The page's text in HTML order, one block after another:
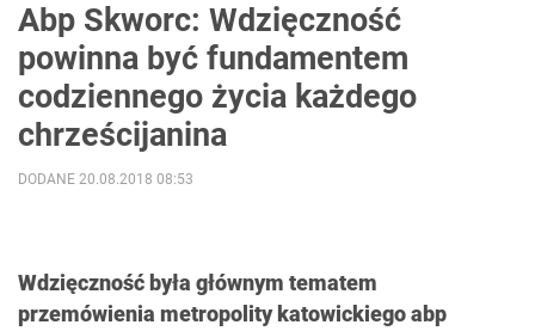
Abp Skworc: Wdzięczność
powinna być fundamentem
codziennego życia każdego
chrześcijanina
Wdzięczność była głównym tematem
przemówienia metropolity katowickiego abp
DODANE 20.08.2018 08:53